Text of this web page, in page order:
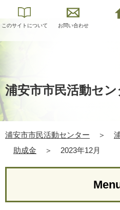
このサイトについて お問い合わせ
浦安市市民活動セン
浦安市市民活動センター ＞
助成金
＞ 2023年12月